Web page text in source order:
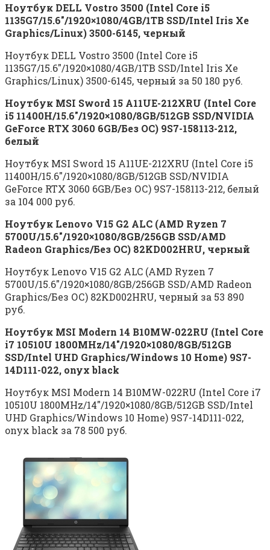
Ноутбук DELL Vostro 3500 (Intel Core i5
1135G7/15.6″/1920×1080/4GB/1TB SSD/Intel Iris Xe
Graphics/Linux) 3500-6145, черный
Ноутбук DELL Vostro 3500 (Intel Core i5
1135G7/15.6″/1920×1080/4GB/1TB SSD/Intel Iris Xe
Graphics/Linux) 3500-6145, черный за 50 180 руб.
Ноутбук MSI Sword 15 A11UE-212XRU (Intel Core
i5 11400H/15.6″/1920×1080/8GB/512GB SSD/NVIDIA
GeForce RTX 3060 6GB/Без ОС) 9S7-158113-212,
белый
Ноутбук MSI Sword 15 A11UE-212XRU (Intel Core i5
11400H/15.6″/1920×1080/8GB/512GB SSD/NVIDIA
GeForce RTX 3060 6GB/Без ОС) 9S7-158113-212, белый
за 104 000 руб.
Ноутбук Lenovo V15 G2 ALC (AMD Ryzen 7
5700U/15.6″/1920×1080/8GB/256GB SSD/AMD
Radeon Graphics/Без ОС) 82KD002HRU, черный
Ноутбук Lenovo V15 G2 ALC (AMD Ryzen 7
5700U/15.6″/1920×1080/8GB/256GB SSD/AMD Radeon
Graphics/Без ОС) 82KD002HRU, черный за 53 890
руб.
Ноутбук MSI Modern 14 B10MW-022RU (Intel Core
i7 10510U 1800MHz/14″/1920×1080/8GB/512GB
SSD/Intel UHD Graphics/Windows 10 Home) 9S7-
14D111-022, onyx black
Ноутбук MSI Modern 14 B10MW-022RU (Intel Core i7
10510U 1800MHz/14″/1920×1080/8GB/512GB SSD/Intel
UHD Graphics/Windows 10 Home) 9S7-14D111-022,
onyx black за 78 500 руб.